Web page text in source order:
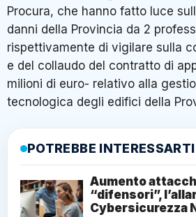
Procura, che hanno fatto luce
danni della Provincia da 2
rispettivamente di vigilare sulla
e del collaudo del contratto di
milioni di euro- relativo alla
tecnologica degli edifici della
POTREBBE INTERESSARTI
Aumento
“difensori”,
Cybersicurezza